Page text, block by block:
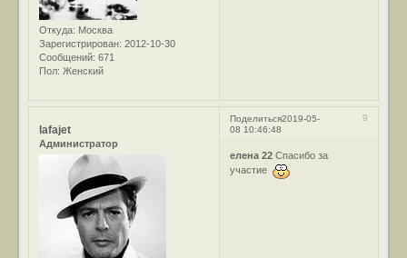
Откуда: Москва
Зарегистрирован: 2012-10-30
Сообщений: 671
Пол: Женский
Поделиться 9
2019-05-
08 10:46:48
lafajet
Администратор
елена 22 Спасибо за
участие